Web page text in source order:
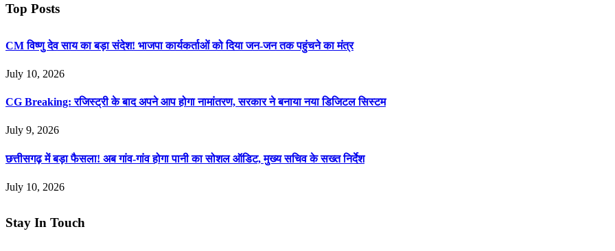
Top Posts
CM विष्णु देव साय का बड़ा संदेश! भाजपा कार्यकर्ताओं को दिया जन-जन तक पहुंचने का मंत्र
July 10, 2026
CG Breaking: रजिस्ट्री के बाद अपने आप होगा नामांतरण, सरकार ने बनाया नया डिजिटल सिस्टम
July 9, 2026
छत्तीसगढ़ में बड़ा फैसला! अब गांव-गांव होगा पानी का सोशल ऑडिट, मुख्य सचिव के सख्त निर्देश
July 10, 2026
Stay In Touch